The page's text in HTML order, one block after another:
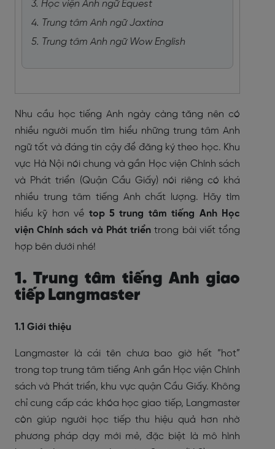
3. Học viện Anh ngữ Equest
4. Trung tâm Anh ngữ Jaxtina
5. Trung tâm Anh ngữ Wow English
Nhu cầu học tiếng Anh ngày càng tăng nên có
nhiều người muốn tìm hiểu những trung tâm Anh
ngữ tốt và đáng tin cậy để đăng ký theo học. Khu
vực Hà Nội nói chung và gần Học viện Chính sách
và Phát triển (Quận Cầu Giấy) nói riêng có khá
nhiều trung tâm tiếng Anh chất lượng. Hãy tìm
hiểu kỹ hơn về top 5 trung tâm tiếng Anh Học
viện Chính sách và Phát triển trong bài viết tổng
hợp bên dưới nhé!
1. Trung tâm tiếng Anh giao
tiếp Langmaster
1.1 Giới thiệu
Langmaster là cái tên chưa bao giờ hết “hot”
trong top trung tâm tiếng Anh gần Học viện Chính
sách và Phát triển, khu vực quận Cầu Giấy. Không
chỉ cung cấp các khóa học giao tiếp, Langmaster
còn giúp người học tiếp thu hiệu quả hơn nhờ
phương pháp dạy mới mẻ, đặc biệt là mô hình